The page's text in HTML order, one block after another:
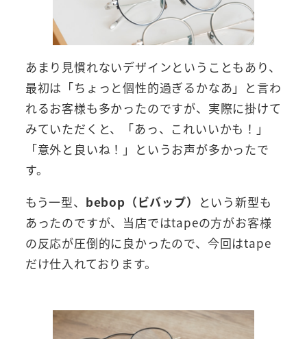
あまり見慣れないデザインということもあり、
最初は「ちょっと個性的過ぎるかなあ」と言わ
れるお客様も多かったのですが、実際に掛けて
みていただくと、「あっ、これいいかも！」
「意外と良いね！」というお声が多かったで
す。
もう一型、 bebop（ビバップ） という新型も
あったのですが、当店ではtapeの方がお客様
の反応が圧倒的に良かったので、今回はtape
だけ仕入れております。